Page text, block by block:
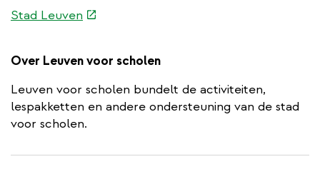
Stad Leuven (externe
Over Leuven voor scholen
Leuven voor scholen bundelt de activiteiten,
lespakketten en andere ondersteuning van de stad
voor scholen.